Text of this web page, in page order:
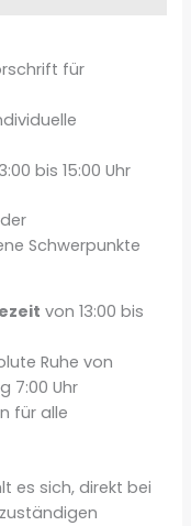
für
bis 15:00 Uhr
Schwerpunkte
von 13:00 bis
Ruhe von
7:00 Uhr
für alle
es sich, direkt bei